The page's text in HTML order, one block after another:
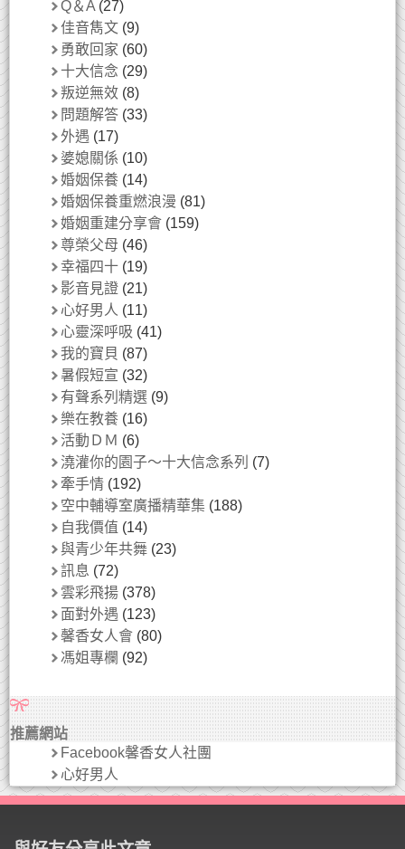
Q＆A (27)
佳音雋文 (9)
勇敢回家 (60)
十大信念 (29)
叛逆無效 (8)
問題解答 (33)
外遇 (17)
婆媳關係 (10)
婚姻保養 (14)
婚姻保養重燃浪漫 (81)
婚姻重建分享會 (159)
尊榮父母 (46)
幸福四十 (19)
影音見證 (21)
心好男人 (11)
心靈深呼吸 (41)
我的寶貝 (87)
暑假短宣 (32)
有聲系列精選 (9)
樂在教養 (16)
活動ＤＭ (6)
澆灌你的園子～十大信念系列 (7)
牽手情 (192)
空中輔導室廣播精華集 (188)
自我價值 (14)
與青少年共舞 (23)
訊息 (72)
雲彩飛揚 (378)
面對外遇 (123)
馨香女人會 (80)
馮姐專欄 (92)
推薦網站
Facebook馨香女人社團
心好男人